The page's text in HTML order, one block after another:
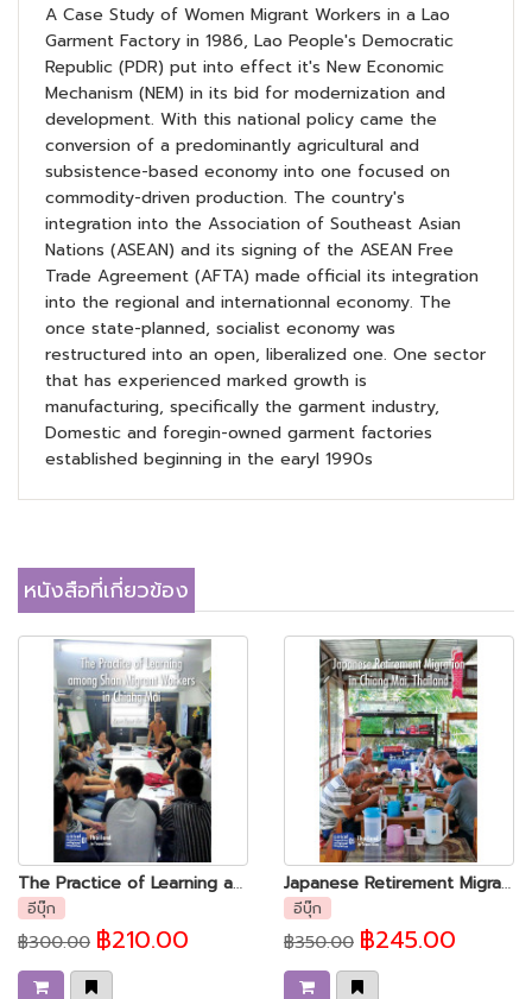
A Case Study of Women Migrant Workers in a Lao
Garment Factory in 1986, Lao People's Democratic
Republic (PDR) put into effect it's New Economic
Mechanism (NEM) in its bid for modernization and
development. With this national policy came the
conversion of a predominantly agricultural and
subsistence-based economy into one focused on
commodity-driven production. The country's
integration into the Association of Southeast Asian
Nations (ASEAN) and its signing of the ASEAN Free
Trade Agreement (AFTA) made official its integration
into the regional and internationnal economy. The
once state-planned, socialist economy was
restructured into an open, liberalized one. One sector
that has experienced marked growth is
manufacturing, specifically the garment industry,
Domestic and foregin-owned garment factories
established beginning in the earyl 1990s
หนังสือที่เกี่ยวข้อง
The Practice of Learning among Shan Migrant Workers in Chiang Mai
อีบุ๊ก
฿300.00 ฿210.00
Japanese Retirement Migration in Chiang Mai, Thailand
อีบุ๊ก
฿350.00 ฿245.00